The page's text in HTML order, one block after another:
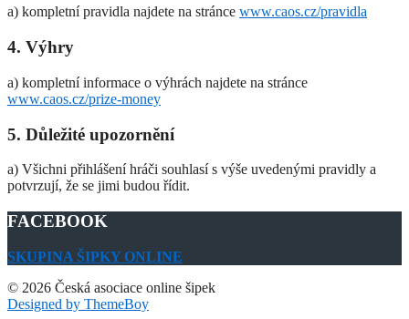
a) kompletní pravidla najdete na stránce www.caos.cz/pravidla
4. Výhry
a) kompletní informace o výhrách najdete na stránce
www.caos.cz/prize-money
5. Důležité upozornění
a) Všichni přihlášení hráči souhlasí s výše uvedenými pravidly a
potvrzují, že se jimi budou řídit.
FACEBOOK
SKUPINA ŠIPKY ONLINE
© 2026 Česká asociace online šipek
Designed by ThemeBoy